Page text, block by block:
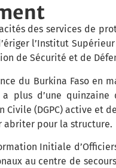
des services de
l’Institut
de Sécurité et de
du Burkina Faso en
a plus d’une
Civile (DGPC) active et
abriter pour la structure.
Initiale
au centre de